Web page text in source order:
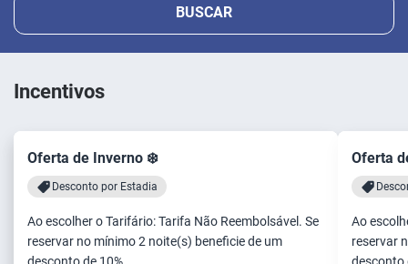
BUSCAR
Incentivos
Oferta de Inverno ❄️
Desconto por Estadia
Ao escolher o Tarifário: Tarifa Não Reembolsável. Se
reservar no mínimo 2 noite(s) beneficie de um
Oferta
Ao
reservar